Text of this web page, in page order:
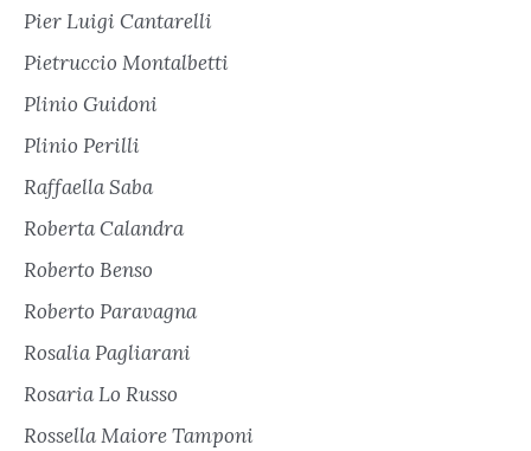
Pier Luigi Cantarelli
Pietruccio Montalbetti
Plinio Guidoni
Plinio Perilli
Raffaella Saba
Roberta Calandra
Roberto Benso
Roberto Paravagna
Rosalia Pagliarani
Rosaria Lo Russo
Rossella Maiore Tamponi